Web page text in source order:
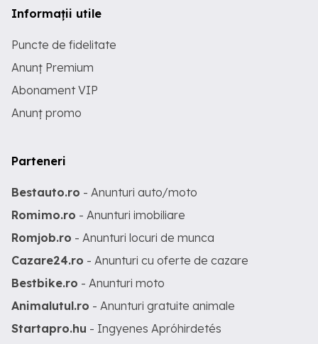
Informații utile
Puncte de fidelitate
Anunț Premium
Abonament VIP
Anunț promo
Parteneri
Bestauto.ro - Anunturi auto/moto
Romimo.ro - Anunturi imobiliare
Romjob.ro - Anunturi locuri de munca
Cazare24.ro - Anunturi cu oferte de cazare
Bestbike.ro - Anunturi moto
Animalutul.ro - Anunturi gratuite animale
Startapro.hu - Ingyenes Apróhirdetés